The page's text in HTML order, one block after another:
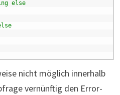
else
nicht möglich innerhalb
vernünftig den Error-